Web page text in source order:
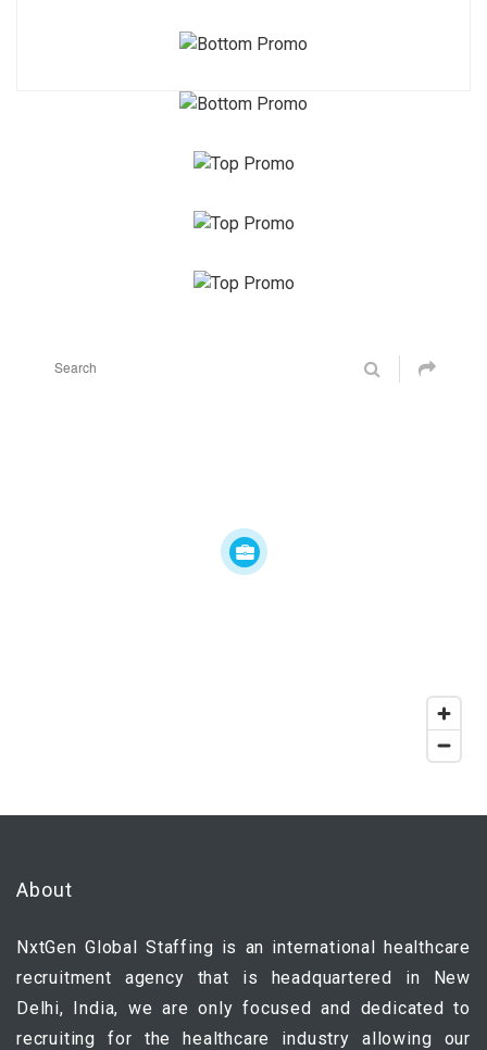
About
NxtGen Global Staffing is an international healthcare
recruitment agency that is headquartered in New
Delhi, India, we are only focused and dedicated to
recruiting for the healthcare industry allowing our